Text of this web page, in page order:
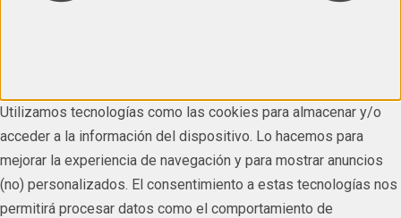
Utilizamos tecnologías como las cookies para almacenar y/o
acceder a la información del dispositivo. Lo hacemos para
mejorar la experiencia de navegación y para mostrar anuncios
(no) personalizados. El consentimiento a estas tecnologías nos
permitirá procesar datos como el comportamiento de